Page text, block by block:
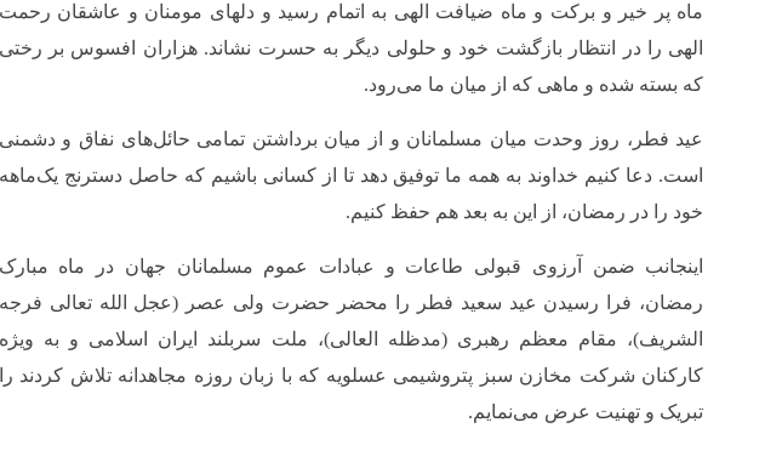
ماه پر خیر و برکت و ماه ضیافت الهی به اتمام رسید و دلهای مومنان و عاشقان رحمت
الهی را در انتظار بازگشت خود و حلولی دیگر به حسرت نشاند. هزاران افسوس بر رختی
که بسته شده و ماهی که از میان ما می‌رود.
عید فطر، روز وحدت میان مسلمانان و از میان برداشتن تمامی حائل‌های نفاق و دشمنی‌
است. دعا کنیم خداوند به همه ما توفیق دهد تا از کسانی باشیم که حاصل دسترنج یک‌ماهه
خود را در رمضان، از این به بعد هم حفظ کنیم.
اینجانب ضمن آرزوی قبولی طاعات و عبادات عموم مسلمانان جهان در ماه مبارک
رمضان، فرا رسیدن عید سعید فطر را محضر حضرت ولی عصر (عجل الله تعالی فرجه
الشریف)، مقام معظم رهبری (مدظله العالی)، ملت سربلند ایران اسلامی و به ویژه
کارکنان شرکت مخازن سبز پتروشیمی عسلویه که با زبان روزه مجاهدانه تلاش کردند را
تبریک و تهنیت عرض می‌نمایم.